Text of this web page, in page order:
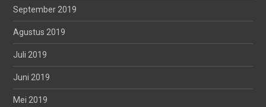
September 2019
Agustus 2019
Juli 2019
Juni 2019
Mei 2019